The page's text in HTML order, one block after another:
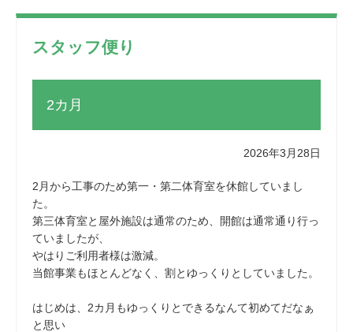
スタッフ便り
2カ月
2026年3月28日
2月から工事のため第一・第二体育室を休館していまし
た。
第三体育室と屋外施設は通常のため、開館は通常通り行っ
ていましたが、
やはりご利用者様は激減。
当館事業もほとんどなく、割とゆっくりとしていました。
はじめは、2カ月もゆっくりとできるなんて初めてだなぁ
と思い